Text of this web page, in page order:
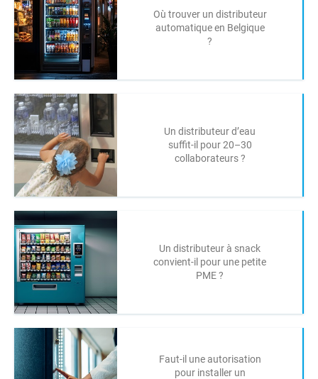
Où trouver un distributeur
automatique en Belgique
?
Un distributeur d’eau
suffit-il pour 20–30
collaborateurs ?
Un distributeur à snack
convient-il pour une petite
PME ?
Faut-il une autorisation
pour installer un